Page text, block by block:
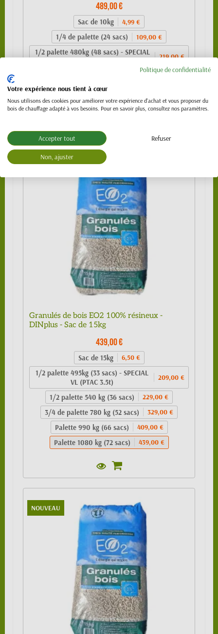
489,00 €
Sac de 10kg 4,99 €
1/4 de palette (24 sacs) 109,00 €
1/2 palette 480kg (48 sacs) - SPECIAL
219,00 €
439,00 €
Palette 1120 kg (112 sacs)
NOUVEAU
Granulés de bois EO2 100% résineux -
DINplus - Sac de 15kg
439,00 €
Sac de 15kg 6,50 €
1/2 palette 495kg (33 sacs) - SPECIAL
VL (PTAC 3.5t)
209,00 €
1/2 palette 540 kg (36 sacs) 229,00 €
3/4 de palette 780 kg (52 sacs) 329,00 €
Palette 990 kg (66 sacs) 409,00 €
Palette 1080 kg (72 sacs) 439,00 €
NOUVEAU
Politique de confidentialité
Votre expérience nous tient à cœur
Nous utilisons des cookies pour améliorer votre expérience d'achat et vous proposer du
bois de chauffage adapté à vos besoins. Pour en savoir plus, consultez nos paramètres.
Accepter tout Refuser
Non, ajuster